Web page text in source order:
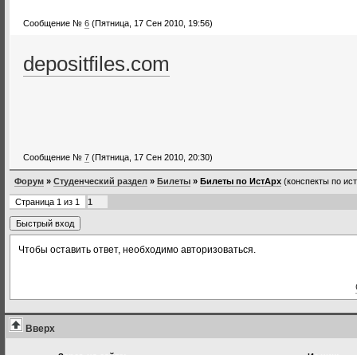
Сообщение № 6 (Пятница, 17 Сен 2010, 19:56)
depositfiles.com
Сообщение № 7 (Пятница, 17 Сен 2010, 20:30)
Форум » Студенческий раздел » Билеты » Билеты по ИстАрх (конспекты по
Страница 1 из 1 1
Чтобы оставить ответ, необходимо авторизоваться.
Вверх